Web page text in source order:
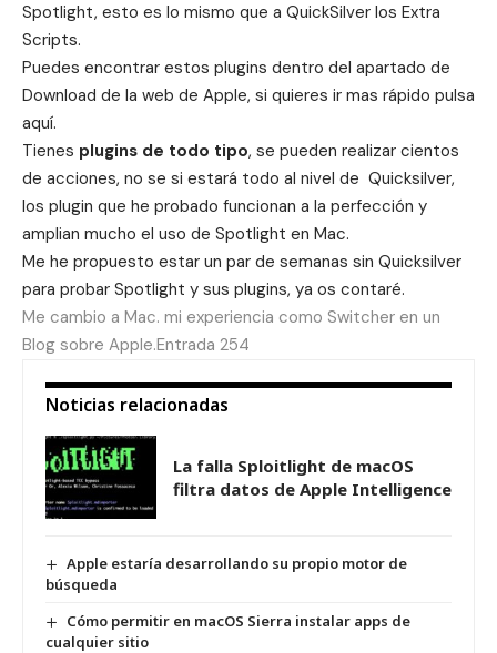
Spotlight, esto es lo mismo que a QuickSilver los Extra
Scripts.
Puedes encontrar estos plugins dentro del apartado de
Download de la web de Apple, si quieres ir mas rápido pulsa
aquí.
Tienes plugins de todo tipo, se pueden realizar cientos
de acciones, no se si estará todo al nivel de Quicksilver,
los plugin que he probado funcionan a la perfección y
amplian mucho el uso de Spotlight en Mac.
Me he propuesto estar un par de semanas sin Quicksilver
para probar Spotlight y sus plugins, ya os contaré.
Me cambio a Mac. mi experiencia como Switcher en un
Blog sobre Apple.Entrada 254
Noticias relacionadas
La falla Sploitlight de macOS
filtra datos de Apple Intelligence
Apple estaría desarrollando su propio motor de
búsqueda
Cómo permitir en macOS Sierra instalar apps de
cualquier sitio